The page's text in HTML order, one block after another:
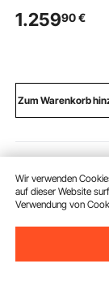
Massage,
Getränkehaltern
Seitentaschen,
1.25990€
Zum Warenkorb
edelstahl
Wir verwenden
auf dieser Website
Verwendung von